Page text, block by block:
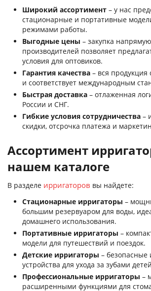
Широкий ассортимент – у нас
стационарные и портативные
режимами работы.
Выгодные цены – закупка
производителей позволяет
условия для оптовиков.
Гарантия качества – вся
и соответствует международным
Быстрая доставка – отлаженная
России и СНГ.
Гибкие условия сотрудничества –
скидки, отсрочка платежа и
Ассортимент
нашем каталоге
В разделе ирригаторов вы найдете:
Стационарные ирригаторы –
большим резервуаром для воды,
домашнего использования.
Портативные ирригаторы –
модели для путешествий и поездок.
Детские ирригаторы – безопасные
устройства для ухода за зубами
Профессиональные ирригаторы –
расширенными функциями для